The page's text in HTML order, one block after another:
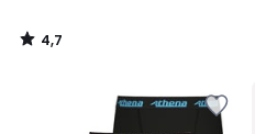
4,7
/